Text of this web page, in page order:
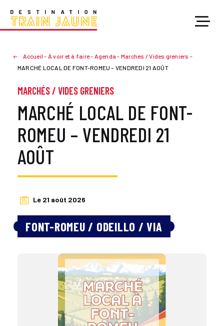
Accueil - À voir et à faire- Agenda - Marchés / Vides greniers -
MARCHÉ LOCAL DE FONT-ROMEU – VENDREDI 21 AOÛT
MARCHÉS / VIDES GRENIERS
MARCHÉ LOCAL DE FONT-
ROMEU – VENDREDI 21
AOÛT
Le 21 août 2026
FONT-ROMEU / ODEILLO / VIA